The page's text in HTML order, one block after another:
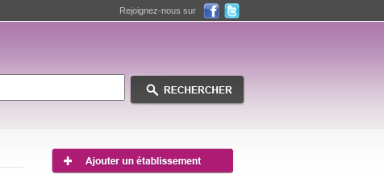
Rejoignez-nous sur